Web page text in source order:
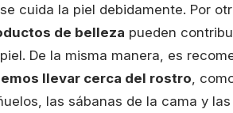
cuida la piel debidamente. Por
de belleza pueden
De la misma manera, es
llevar cerca del rostro ,
las sábanas de la cama y